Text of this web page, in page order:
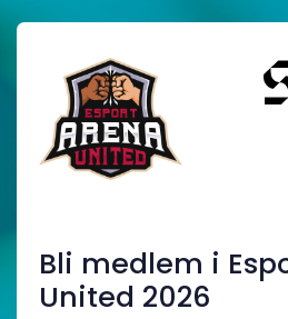
Bli medlem i
United 2026